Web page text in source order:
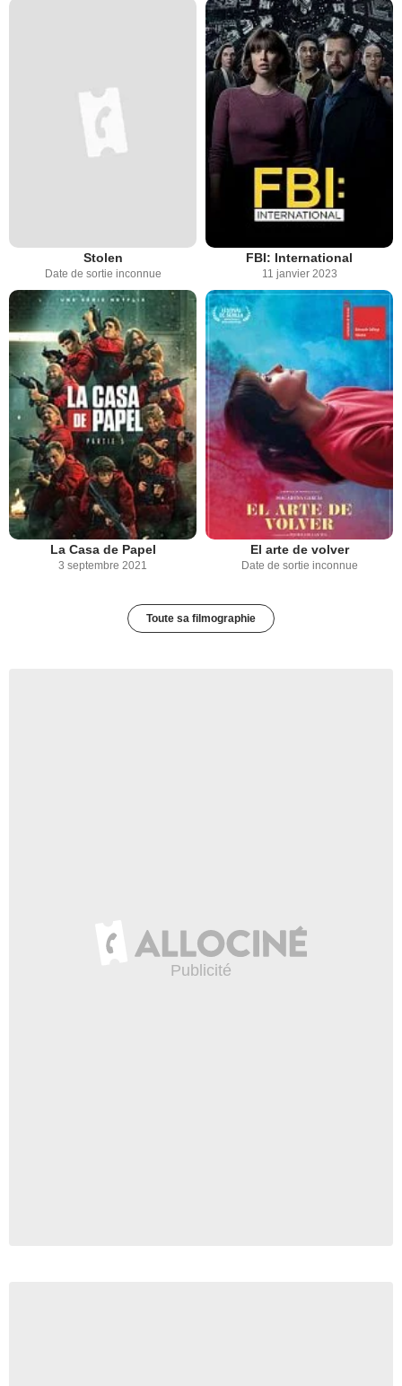
Stolen
Date de sortie inconnue
FBI: International
11 janvier 2023
La Casa de Papel
3 septembre 2021
El arte de volver
Date de sortie inconnue
Toute sa filmographie